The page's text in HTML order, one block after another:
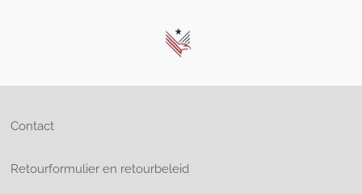
Contact
Retourformulier en retourbeleid